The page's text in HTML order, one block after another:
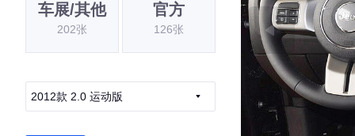
车展/其他
202张
官方
126张
2012款 2.0 运动版